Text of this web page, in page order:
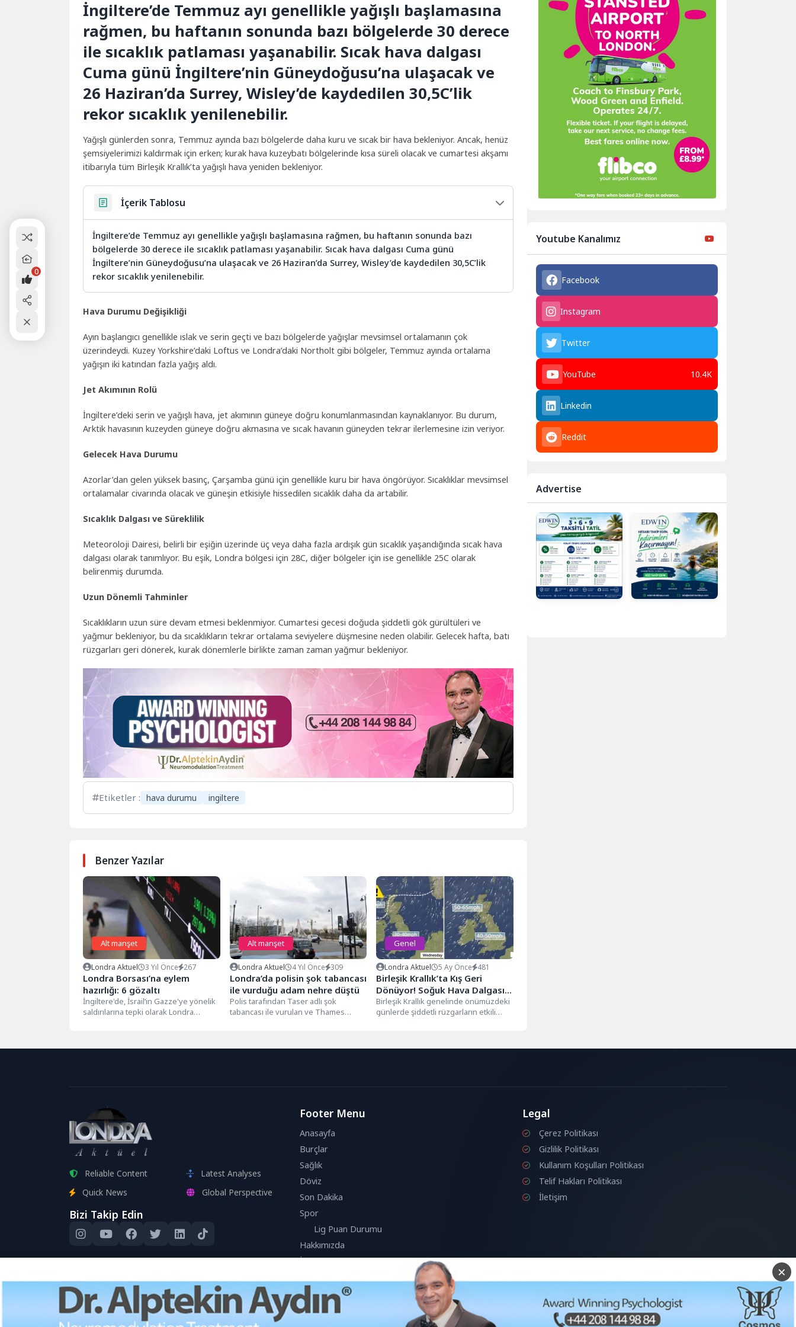
İngiltere’de Temmuz ayı genellikle yağışlı başlamasına
rağmen, bu haftanın sonunda bazı bölgelerde 30 derece
ile sıcaklık patlaması yaşanabilir. Sıcak hava dalgası
Cuma günü İngiltere’nin Güneydoğusu’na ulaşacak ve
26 Haziran’da Surrey, Wisley’de kaydedilen 30,5C’lik
rekor sıcaklık yenilenebilir.
Yağışlı günlerden sonra, Temmuz ayında bazı bölgelerde daha kuru ve sıcak bir hava bekleniyor. Ancak, henüz
şemsiyelerimizi kaldırmak için erken; kurak hava kuzeybatı bölgelerinde kısa süreli olacak ve cumartesi akşamı
itibarıyla tüm Birleşik Krallık’ta yağışlı hava yeniden bekleniyor.
İçerik Tablosu
İngiltere’de Temmuz ayı genellikle yağışlı başlamasına rağmen, bu haftanın sonunda bazı
bölgelerde 30 derece ile sıcaklık patlaması yaşanabilir. Sıcak hava dalgası Cuma günü
İngiltere’nin Güneydoğusu’na ulaşacak ve 26 Haziran’da Surrey, Wisley’de kaydedilen 30,5C’lik
rekor sıcaklık yenilenebilir.
Hava Durumu Değişikliği
Ayın başlangıcı genellikle ıslak ve serin geçti ve bazı bölgelerde yağışlar mevsimsel ortalamanın çok
üzerindeydi. Kuzey Yorkshire’daki Loftus ve Londra’daki Northolt gibi bölgeler, Temmuz ayında ortalama
yağışın iki katından fazla yağış aldı.
Jet Akımının Rolü
İngiltere’deki serin ve yağışlı hava, jet akımının güneye doğru konumlanmasından kaynaklanıyor. Bu durum,
Arktik havasının kuzeyden güneye doğru akmasına ve sıcak havanın güneyden tekrar ilerlemesine izin veriyor.
Gelecek Hava Durumu
Azorlar’dan gelen yüksek basınç, Çarşamba günü için genellikle kuru bir hava öngörüyor. Sıcaklıklar mevsimsel
ortalamalar civarında olacak ve güneşin etkisiyle hissedilen sıcaklık daha da artabilir.
Sıcaklık Dalgası ve Süreklilik
Meteoroloji Dairesi, belirli bir eşiğin üzerinde üç veya daha fazla ardışık gün sıcaklık yaşandığında sıcak hava
dalgası olarak tanımlıyor. Bu eşik, Londra bölgesi için 28C, diğer bölgeler için ise genellikle 25C olarak
belirenmiş durumda.
Uzun Dönemli Tahminler
Sıcaklıkların uzun süre devam etmesi beklenmiyor. Cumartesi gecesi doğuda şiddetli gök gürültüleri ve
yağmur bekleniyor, bu da sıcaklıkların tekrar ortalama seviyelere düşmesine neden olabilir. Gelecek hafta, batı
rüzgarları geri dönerek, kurak dönemlerle birlikte zaman zaman yağmur bekleniyor.
Etiketler : hava durumu ingiltere
Benzer Yazılar
Alt manşet
Londra Aktuel 3 Yıl Önce 267
Londra Borsası’na eylem
hazırlığı: 6 gözaltı
İngiltere'de, İsrail’in Gazze'ye yönelik
saldırılarına tepki olarak Londra
Alt manşet
Londra Aktuel 4 Yıl Önce 309
Londra’da polisin şok tabancası
ile vurduğu adam nehre düştü
Polis tarafından Taser adlı şok
tabancası ile vurulan ve Thames
Genel
Londra Aktuel 5 Ay Önce 481
Birleşik Krallık’ta Kış Geri
Dönüyor! Soğuk Hava Dalgası
Geliyor
Birleşik Krallık genelinde önümüzdeki
günlerde şiddetli rüzgarların etkili
Youtube Kanalımız
Facebook
Instagram
Twitter
YouTube 10.4K
Linkedin
Reddit
Advertise
Reliable Content
Latest Analyses
Quick News
Global Perspective
Bizi Takip Edin
Footer Menu
Anasayfa
Burçlar
Sağlık
Döviz
Son Dakika
Spor
Lig Puan Durumu
Hakkımızda
İletişim
Legal
Çerez Politikası
Gizlilik Politikası
Kullanım Koşulları Politikası
Telif Hakları Politikası
İletişim
0